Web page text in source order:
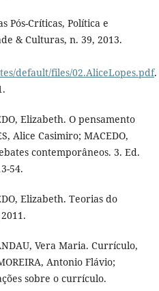
Pós-Críticas, Política e
& Culturas, n. 39, 2013.
default/files/02.AliceLopes.pdf.
Elizabeth. O pensamento
Alice Casimiro; MACEDO,
contemporâneos. 3. Ed.
54.
Elizabeth. Teorias do
Vera Maria. Currículo,
Antonio Flávio;
sobre o currículo.